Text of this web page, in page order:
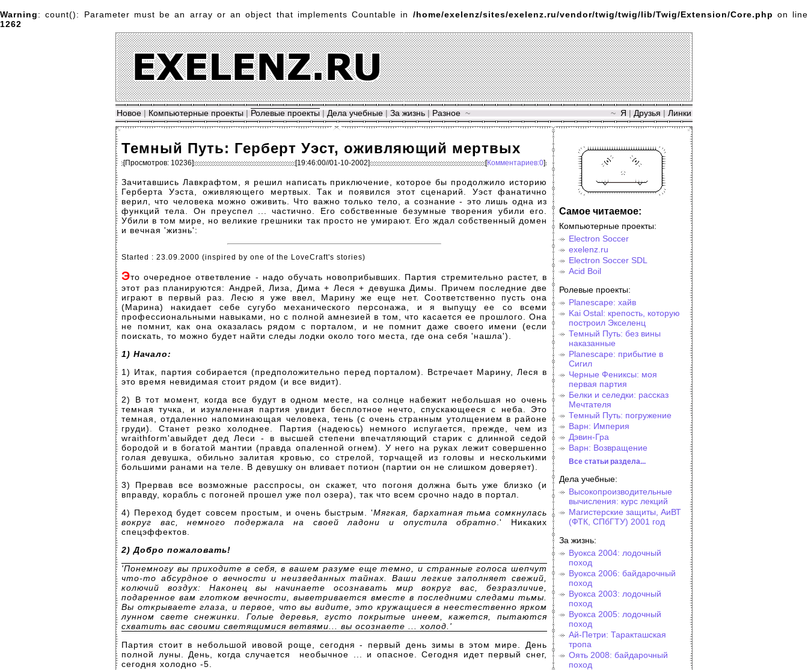
Warning: count(): Parameter must be an array or an object that implements Countable in /home/exelenz/sites/exelenz.ru/vendor/twig/twig/lib/Twig/Extension/Core.php on line
1262
~ Я | Друзья | Линки
Новое | Компьютерные проекты | Ролевые проекты | Дела учебные | За жизнь | Разное ~
Самое читаемое:
Компьютерные проекты:
Electron Soccer
exelenz.ru
Electron Soccer SDL
Acid Boil
Ролевые проекты:
Planescape: хайв
Kai Ostal: крепость, которую
построил Экселенц
Темный Путь: без вины
наказанные
Planescape: прибытие в
Сигил
Черные Фениксы: моя
первая партия
Белки и селедки: рассказ
Мечтателя
Темный Путь: погружение
Варн: Империя
Дэвин-Гра
Варн: Возвращение
Все статьи раздела...
Дела учебные:
Высокопроизводительные
вычисления: курс лекций
Магистерские защиты, АиВТ
(ФТК, СПбГТУ) 2001 год
За жизнь:
Вуокса 2004: лодочный
поход
Вуокса 2006: байдарочный
поход
Вуокса 2003: лодочный
поход
Вуокса 2005: лодочный
поход
Ай-Петри: Таракташская
тропа
Оять 2008: байдарочный
поход
Темный Путь: Герберт Уэст, оживляющий мертвых
[Просмотров: 10236] [19:46:00//01-10-2002] [Комментариев:0]
Зачитавшись Лавкрафтом, я решил написать приключение, которое бы продолжило историю
Герберта Уэста, оживляющего мертвых. Так и появился этот сценарий. Уэст фанатично
верил, что человека можно оживить. Что важно только тело, а сознание - это лишь одна из
функций тела. Он преуспел ... частично. Его собственные безумные творения убили его.
Убили в том мире, но великие грешники так просто не умирают. Его ждал собственный домен
и вечная 'жизнь':
Started : 23.09.2000 (inspired by one of the LoveCraft's stories)
Это очередное ответвление - надо обучать новоприбывших. Партия стремительно растет, в
этот раз планируются: Андрей, Лиза, Дима + Леся + девушка Димы. Причем последние две
играют в первый раз. Лесю я уже ввел, Марину же еще нет. Соответственно пусть она
(Марина) накидает себе сугубо механического персонажа, и я выпущу ее со всеми
профессиональными навыками, но с полной амнезией в том, что касается ее прошлого. Она
не помнит, как она оказалась рядом с порталом, и не помнит даже своего имени (если
поискать, то можно будет найти следы лодки около того места, где она себя 'нашла').
1) Начало:
1) Итак, партия собирается (предположительно перед порталом). Встречает Марину, Леся в
это время невидимая стоит рядом (и все видит).
2) В тот момент, когда все будут в одном месте, на солнце набежит небольшая но очень
темная тучка, и изумленная партия увидит бесплотное нечто, спускающееся с неба. Это
темная, отдаленно напоминающая человека, тень (с очень странным утолщением в районе
груди). Станет резко холоднее. Партия (надеюсь) немного испугается, прежде, чем из
wraithform'aвыйдет дед Леси - в высшей степени впечатляющий старик с длинной седой
бородой и в богатой мантии (правда опаленной огнем). У него на руках лежит совершенно
голая девушка, обильно залитая кровью, со стрелой, торчащей из головы и несколькими
большими ранами на теле. В девушку он вливает потион (партии он не слишком доверяет).
3) Прервав все возможные расспросы, он скажет, что погоня должна быть уже близко (и
вправду, корабль с погоней прошел уже пол озера), так что всем срочно надо в портал.
4) Переход будет совсем простым, и очень быстрым. 'Мягкая, бархатная тьма сомкнулась
вокруг вас, немного подержала на своей ладони и опустила обратно .' Никаких
спецэффектов.
2) Добро пожаловать!
'Понемногу вы приходите в себя, в вашем разуме еще темно, и странные голоса шепчут
что-то абсурдное о вечности и неизведанных тайнах. Ваши легкие заполняет свежий,
колючий воздух: Наконец вы начинаете осознавать мир вокруг вас, безразличие,
подаренное вам глотком вечности, выветривается вместе в последними следами тьмы.
Вы открываете глаза, и первое, что вы видите, это кружащиеся в неестественно ярком
лунном свете снежинки. Голые деревья, густо покрытые инеем, кажется, пытаются
схватить вас своими светящимися ветвями... вы осознаете
... холод. '
Партия стоит в небольшой ивовой роще, сегодня - первый день зимы в этом мире. День
полной луны. День, когда случается необычное ... и опасное. Сегодня идет первый снег,
сегодня холодно -5.